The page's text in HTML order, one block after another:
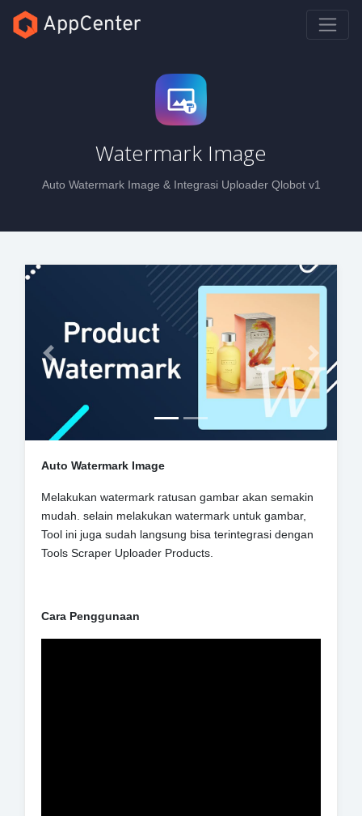
Watermark Image
Auto Watermark Image & Integrasi Uploader Qlobot v1
Previous Next
Auto Watermark Image
Melakukan watermark ratusan gambar akan semakin
mudah. selain melakukan watermark untuk gambar,
Tool ini juga sudah langsung bisa terintegrasi dengan
Tools Scraper Uploader Products.
Cara Penggunaan